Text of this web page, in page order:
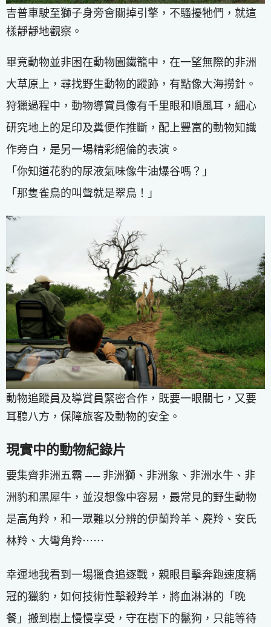
吉普車駛至獅子身旁會關掉引擎，不騷擾牠們，就這
樣靜靜地觀察。
畢竟動物並非困在動物園鐵籠中，在一望無際的非洲
大草原上，尋找野生動物的蹤跡，有點像大海撈針。
狩獵過程中，動物導賞員像有千里眼和順風耳，細心
研究地上的足印及糞便作推斷，配上豐富的動物知識
作旁白，是另一場精彩絕倫的表演。
「你知道花豹的尿液氣味像牛油爆谷嗎？」
「那隻雀鳥的叫聲就是翠鳥！」
動物追蹤員及導賞員緊密合作，既要一眼關七，又要
耳聽八方，保障旅客及動物的安全。
現實中的動物紀錄片
要集齊非洲五霸 —— 非洲獅、非洲象、非洲水牛、非
洲豹和黑犀牛，並沒想像中容易，最常見的野生動物
是高角羚，和一眾難以分辨的伊蘭羚羊、麂羚、安氏
林羚、大彎角羚⋯⋯
幸運地我看到一場獵食追逐戰，親眼目擊奔跑速度稱
冠的獵豹，如何技術性擊殺羚羊，將血淋淋的「晚
餐」搬到樹上慢慢享受，守在樹下的鬣狗，只能等待